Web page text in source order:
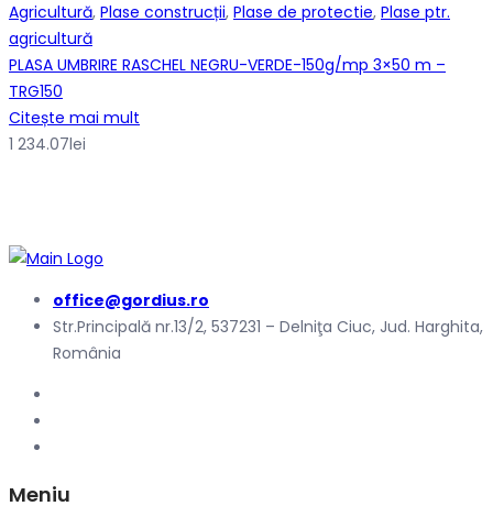
Agricultură, Plase construcții, Plase de protectie, Plase ptr.
agricultură
PLASA UMBRIRE RASCHEL NEGRU-VERDE-150g/mp 3×50 m –
TRG150
Citește mai mult
1 234.07lei
office@gordius.ro
Str.Principală nr.13/2, 537231 – Delniţa Ciuc, Jud. Harghita,
România
Meniu